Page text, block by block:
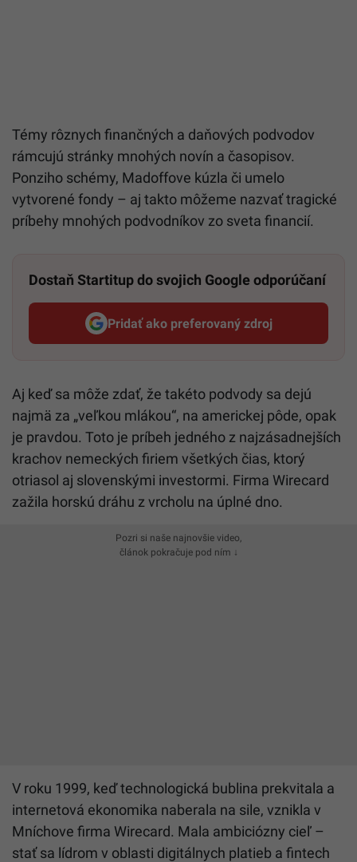
Témy rôznych finančných a daňových podvodov
rámcujú stránky mnohých novín a časopisov.
Ponziho schémy, Madoffove kúzla či umelo
vytvorené fondy – aj takto môžeme nazvať tragické
príbehy mnohých podvodníkov zo sveta financií.
Dostaň Startitup do svojich Google odporúčaní
Pridať ako preferovaný zdroj
Startitup, odkaz sa otvorí v
Aj keď sa môže zdať, že takéto podvody sa dejú
najmä za „veľkou mlákou“, na americkej pôde, opak
je pravdou. Toto je príbeh jedného z najzásadnejších
krachov nemeckých firiem všetkých čias, ktorý
otriasol aj slovenskými investormi. Firma Wirecard
zažila horskú dráhu z vrcholu na úplné dno.
Pozri si naše najnovšie video,
článok pokračuje pod ním ↓
V roku 1999, keď technologická bublina prekvitala a
internetová ekonomika naberala na sile, vznikla v
Mníchove firma Wirecard. Mala ambiciózny cieľ –
stať sa lídrom v oblasti digitálnych platieb a fintech